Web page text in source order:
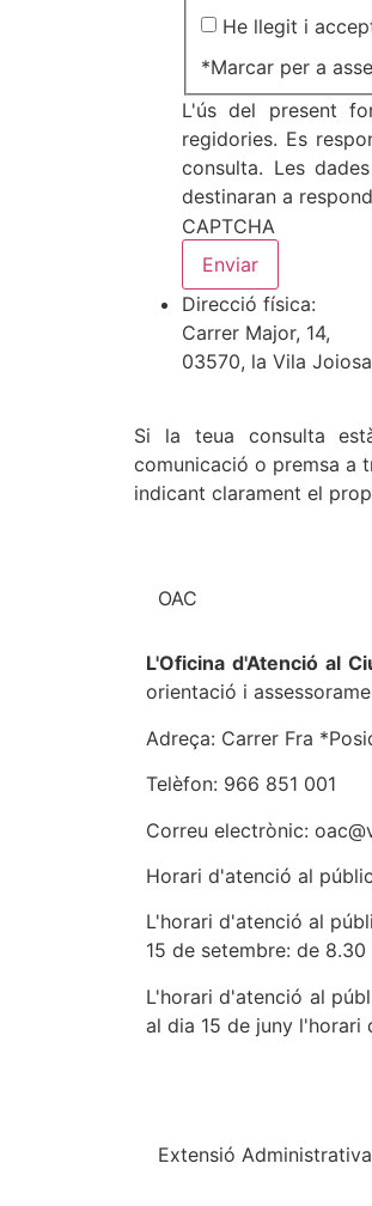
He llegit i
*Marcar per a
L'ús del present
regidories. Es
consulta. Les
destinaran a
CAPTCHA
Direcció física:
Carrer Major, 14,
03570, la Vila
Si la teua consulta
comunicació o premsa a
indicant clarament el
OAC
L'Oficina d'Atenció al
orientació i
Adreça: Carrer Fra
Telèfon: 966 851 001
Correu electrònic:
Horari d'atenció al
L'horari d'atenció al
15 de setembre: de
L'horari d'atenció al
al dia 15 de juny l'horari
Extensió